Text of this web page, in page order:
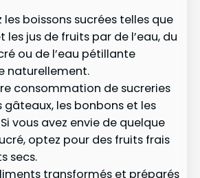
les boissons sucrées telles que
les jus de fruits par de l’eau, du
ou de l’eau pétillante
naturellement.
consommation de sucreries
les bonbons et les
vous avez envie de quelque
optez pour des fruits frais
secs.
transformés et préparés